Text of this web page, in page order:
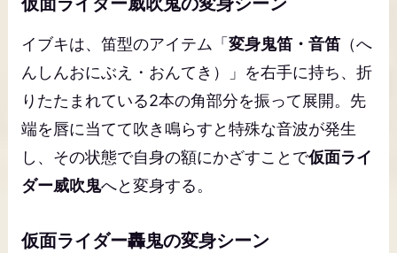
イブキは、笛型のアイテム「変身鬼笛・音笛（へ
んしんおにぶえ・おんてき）」を右手に持ち、折
りたたまれている2本の角部分を振って展開。先
端を唇に当てて吹き鳴らすと特殊な音波が発生
し、その状態で自身の額にかざすことで仮面ライ
ダー威吹鬼へと変身する。
仮面ライダー轟鬼の変身シーン